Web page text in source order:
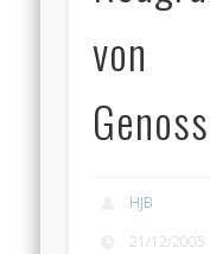
von
HJB
21/12/2005